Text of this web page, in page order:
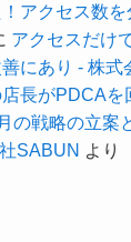
アクセス数
アクセスだけ
にあり - 株式
長がPDCA
の戦略の立案
SABUN より